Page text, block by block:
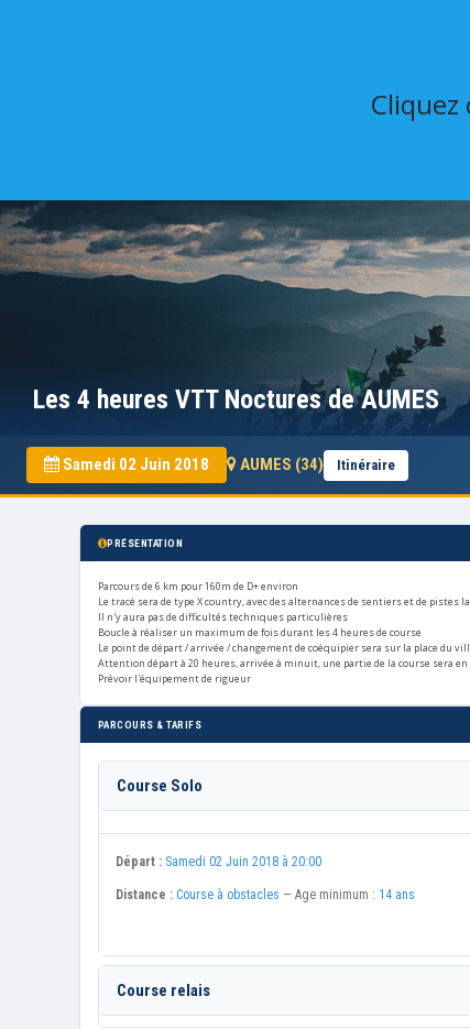
Les 4 heures VTT Noctures de AUMES
Samedi 02 Juin 2018 AUMES (34) Itinéraire
PRÉSENTATION
Parcours de 6 km pour 160m de D+ environ
Le tracé sera de type X country, avec des alternances de sentiers et de pistes
Il n'y aura pas de difficultés techniques particulières
Boucle à réaliser un maximum de fois durant les 4 heures de course
Le point de départ / arrivée / changement de coéquipier sera sur la place du
Attention départ à 20 heures, arrivée à minuit, une partie de la course sera
Prévoir l'équipement de rigueur
PARCOURS & TARIFS
Course Solo
Départ : Samedi 02 Juin 2018 à 20:00
Distance : Course à obstacles — Age minimum : 14 ans
Course relais